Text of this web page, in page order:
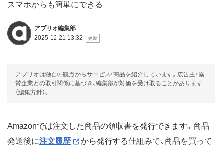
スマホからも簡単にできる
アプリオ編集部
2025-12-21 13:32
アプリオは独自の観点からサービス・商品を紹介しています。広告主・協
賛企業との取引関係に基づき、編集部が対価を受け取ることがあります
（編集方針）。
Amazonでは注文した商品の領収書を発行できます。商品
発送後に注文履歴
から発行する仕組みで、商品を買って